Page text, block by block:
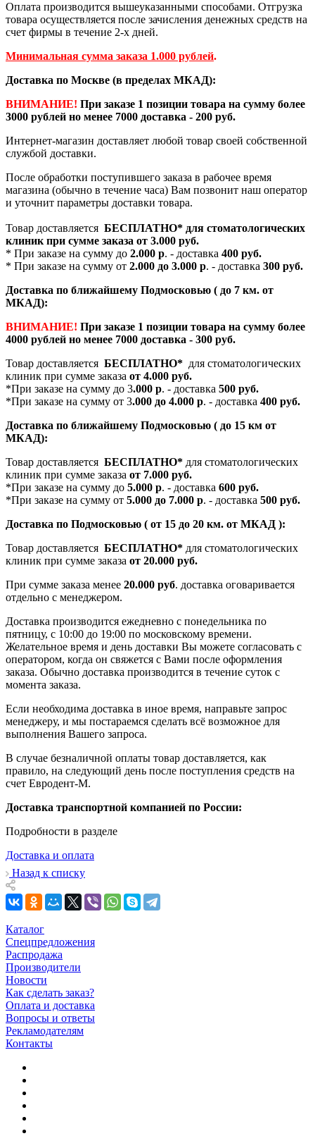
Оплата производится вышеуказанными способами. Отгрузка
товара осуществляется после зачисления денежных средств на
счет фирмы в течение 2-х дней.
Минимальная сумма заказа 1.000 рублей.
Доставка по Москве (в пределах МКАД):
ВНИМАНИЕ! При заказе 1 позиции товара на сумму более
3000 рублей но менее 7000 доставка - 200 руб.
Интернет-магазин доставляет любой товар своей собственной
службой доставки.
После обработки поступившего заказа в рабочее время
магазина (обычно в течение часа) Вам позвонит наш оператор
и уточнит параметры доставки товара.
Товар доставляется БЕСПЛАТНО* для стоматологических
клиник при сумме заказа от 3.000 руб.
* При заказе на сумму до 2.000 р. - доставка 400 руб.
* При заказе на сумму от 2.000 до 3.000 р. - доставка 300 руб.
Доставка по ближайшему Подмосковью ( до 7 км. от
МКАД):
ВНИМАНИЕ! При заказе 1 позиции товара на сумму более
4000 рублей но менее 7000 доставка - 300 руб.
Товар доставляется БЕСПЛАТНО* для стоматологических
клиник при сумме заказа от 4.000 руб.
*При заказе на сумму до 3.000 р. - доставка 500 руб.
*При заказе на сумму от 3.000 до 4.000 р. - доставка 400 руб.
Доставка по ближайшему Подмосковью ( до 15 км от
МКАД):
Товар доставляется БЕСПЛАТНО* для стоматологических
клиник при сумме заказа от 7.000 руб.
*При заказе на сумму до 5.000 р. - доставка 600 руб.
*При заказе на сумму от 5.000 до 7.000 р. - доставка 500 руб.
Доставка по Подмосковью ( от 15 до 20 км. от МКАД ):
Товар доставляется БЕСПЛАТНО* для стоматологических
клиник при сумме заказа от 20.000 руб.
При сумме заказа менее 20.000 руб. доставка оговаривается
отдельно с менеджером.
Доставка производится ежедневно с понедельника по
пятницу, с 10:00 до 19:00 по московскому времени.
Желательное время и день доставки Вы можете согласовать с
оператором, когда он свяжется с Вами после оформления
заказа. Обычно доставка производится в течение суток с
момента заказа.
Если необходима доставка в иное время, направьте запрос
менеджеру, и мы постараемся сделать всё возможное для
выполнения Вашего запроса.
В случае безналичной оплаты товар доставляется, как
правило, на следующий день после поступления средств на
счет Евродент-М.
Доставка транспортной компанией по России:
Подробности в разделе
Доставка и оплата
Назад к списку
Каталог
Спецпредложения
Распродажа
Производители
Новости
Как сделать заказ?
Оплата и доставка
Вопросы и ответы
Рекламодателям
Контакты